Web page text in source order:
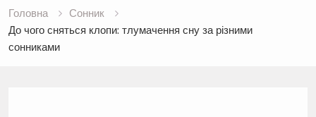
Головна
Сонник
До чого сняться клопи: тлумачення сну за різними
сонниками